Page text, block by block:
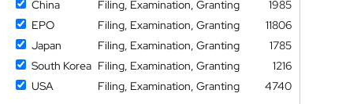
China
Filing, Examination, Granting
1985
EPO
Filing, Examination, Granting
11806
Japan
Filing, Examination, Granting
1785
South Korea Filing, Examination, Granting
1216
USA
Filing, Examination, Granting
4740